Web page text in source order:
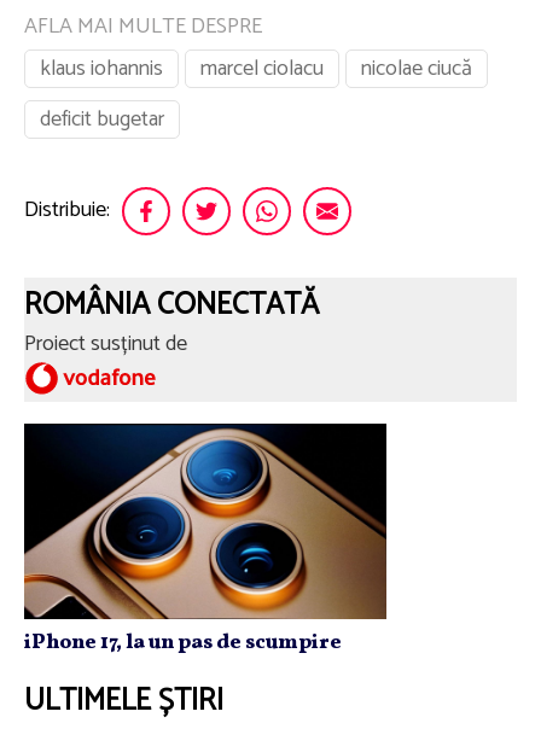
AFLA MAI MULTE DESPRE
klaus iohannis
marcel ciolacu
nicolae ciucă
deficit bugetar
Distribuie:
ROMÂNIA CONECTATĂ
Proiect susținut de
iPhone 17, la un pas de scumpire
ULTIMELE ȘTIRI